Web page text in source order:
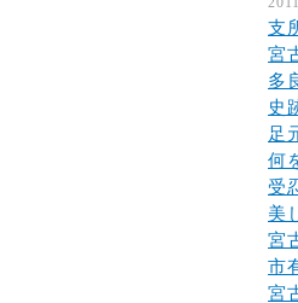
支
宮
多
史
足
何
受
美
宮
市
宮